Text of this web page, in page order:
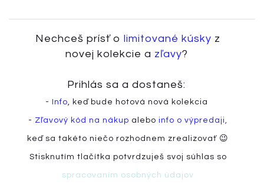
Nechceš prísť o limitované kúsky z
novej kolekcie a zľavy?
Prihlás sa a dostaneš:
- Info, keď bude hotová nová kolekcia
- Zľavový kód na nákup alebo info o výpredaji,
keď sa takéto niečo rozhodnem zrealizovať 😉
Stisknutím tlačítka potvrdzuješ svoj súhlas so
spracovaním osobných údajov